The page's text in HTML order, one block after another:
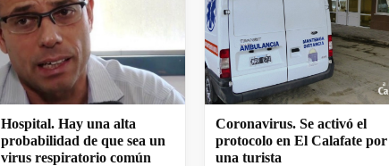
Hospital. Hay una alta
probabilidad de que sea un
virus respiratorio común
Coronavirus. Se activó el
protocolo en El Calafate por
una turista